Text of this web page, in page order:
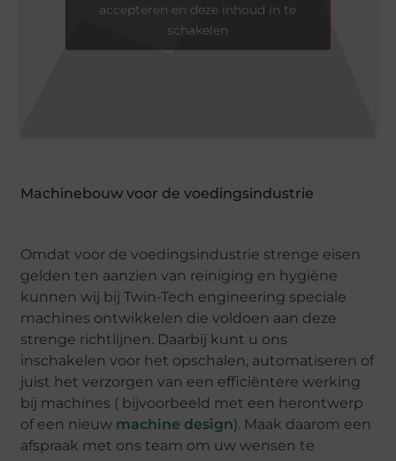
accepteren en deze inhoud in te
schakelen
Machinebouw voor de voedingsindustrie
Omdat voor de voedingsindustrie strenge eisen
gelden ten aanzien van reiniging en hygiëne
kunnen wij bij Twin-Tech engineering speciale
machines ontwikkelen die voldoen aan deze
strenge richtlijnen. Daarbij kunt u ons
inschakelen voor het opschalen, automatiseren of
juist het verzorgen van een efficiëntere werking
bij machines ( bijvoorbeeld met een herontwerp
of een nieuw machine design). Maak daarom een
afspraak met ons team om uw wensen te